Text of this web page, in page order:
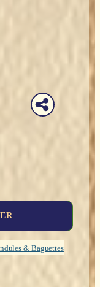
& Baguettes